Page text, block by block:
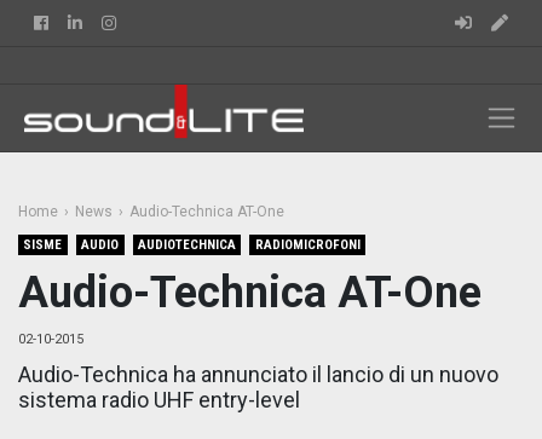
FacebookLinkedin
Home News Audio-Technica AT-One
SISME AUDIO AUDIOTECHNICA RADIOMICROFONI
Audio-Technica AT-One
02-10-2015
Audio-Technica ha annunciato il lancio di un nuovo
sistema radio UHF entry-level